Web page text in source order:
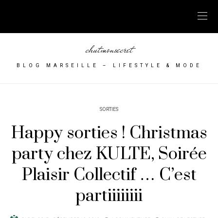
chutmonsecret
BLOG MARSEILLE – LIFESTYLE & MODE
SORTIES
Happy sorties ! Christmas
party chez KULTE, Soirée
Plaisir Collectif … C’est
partiiiiiiii